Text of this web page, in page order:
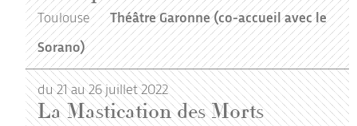
Toulouse
Théâtre Garonne (co-accueil avec le
Sorano)
du 21 au 26 juillet 2022
La Mastication des Morts